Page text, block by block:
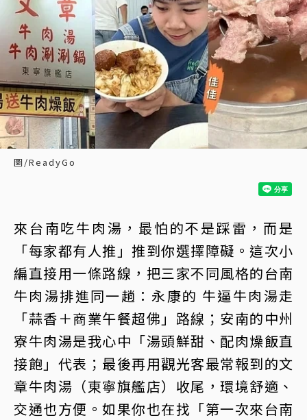
圖/ReadyGo
來台南吃牛肉湯，最怕的不是踩雷，而是
「每家都有人推」推到你選擇障礙。這次小
編直接用一條路線，把三家不同風格的台南
牛肉湯排進同一趟：永康的 牛逼牛肉湯走
「蒜香＋商業午餐超佛」路線；安南的中州
寮牛肉湯是我心中「湯頭鮮甜、配肉燥飯直
接飽」代表；最後再用觀光客最常報到的文
章牛肉湯（東寧旗艦店）收尾，環境舒適、
交通也方便。如果你也在找「第一次來台南